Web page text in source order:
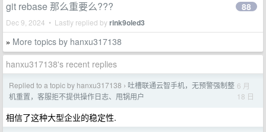
git rebase 那么重要么???
Dec 9, 2024 • Lastly replied byrink9oled3
88
» More topics by hanxu317138
hanxu317138's recent replies
Replied to a topic by hanxu317138 › 吐槽联通云智手机，无预警强制整
机重置，客服拒不提供操作日志、甩锅用户
6 月
18 日
相信了这种大型企业的稳定性.